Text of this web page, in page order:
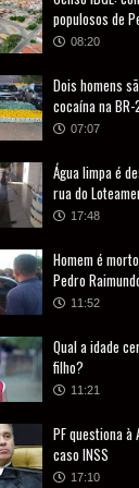
populosos de
08:20
Dois homens
cocaína na
07:07
Água limpa é
rua do
17:48
Homem é
Pedro
11:52
Qual a idade
filho?
11:21
PF questiona à
caso INSS
17:10